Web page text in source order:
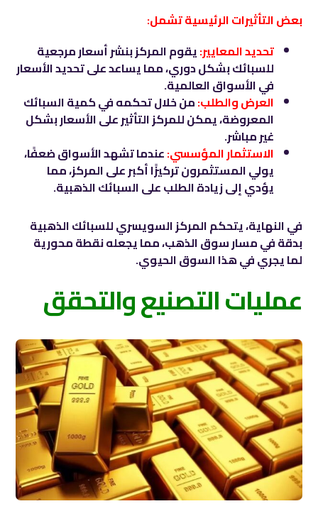
بعض التأثيرات الرئيسية تشمل:
تحديد المعايير:يقوم المركز بنشر أسعار مرجعية
للسبائك بشكل دوري، مما يساعد على تحديد الأسعار
في الأسواق العالمية.
العرض والطلب:من خلال تحكمه في كمية السبائك
المعروضة، يمكن للمركز التأثير على الأسعار بشكل
غير مباشر.
الاستثمار المؤسسي:عندما تشهد الأسواق ضعفًا،
يولي المستثمرون تركيزًا أكبر على المركز، مما
يؤدي إلى زيادة الطلب على السبائك الذهبية.
في النهاية، يتحكم المركز السويسري للسبائك الذهبية
بدقة في مسار سوق الذهب، مما يجعله نقطة محورية
لما يجري في هذا السوق الحيوي.
عمليات التصنيع والتحقق